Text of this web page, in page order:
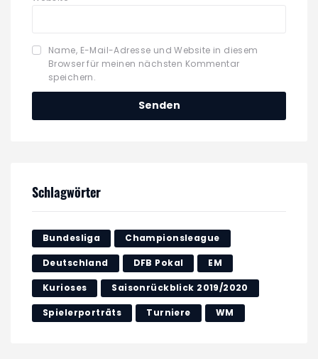
Name, E-Mail-Adresse und Website in diesem
Browser für meinen nächsten Kommentar
speichern.
Schlagwörter
Bundesliga Championsleague
Deutschland DFB Pokal EM
Kurioses Saisonrückblick 2019/2020
Spielerporträts Turniere WM